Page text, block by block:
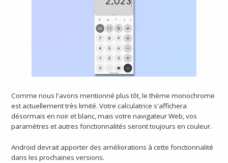
Comme nous l'avons mentionné plus tôt, le thème monochrome
est actuellement très limité. Votre calculatrice s'affichera
désormais en noir et blanc, mais votre navigateur Web, vos
paramètres et autres fonctionnalités seront toujours en couleur.
Android devrait apporter des améliorations à cette fonctionnalité
dans les prochaines versions.